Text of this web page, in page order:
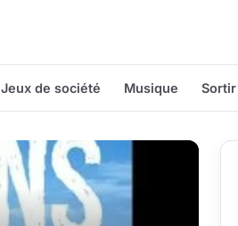
Jeux de société Musique Sortir